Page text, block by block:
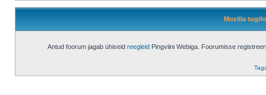
Mozilla
Antud foorum jagab ühiseid reegleid Pingviini Webiga. Foorumisse